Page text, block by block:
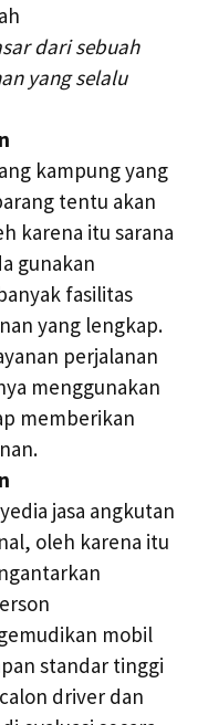
dari sebuah
yang selalu
kampung yang
tentu akan
karena itu sarana
gunakan
fasilitas
yang lengkap.
perjalanan
menggunakan
memberikan
jasa angkutan
oleh karena itu
mobil
standar tinggi
driver dan